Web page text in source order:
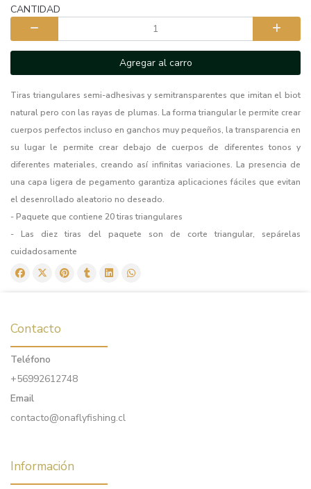
CANTIDAD
Agregar al carro
Tiras triangulares semi-adhesivas y semitransparentes que imitan el biot
natural pero con las rayas de plumas. La forma triangular le permite crear
cuerpos perfectos incluso en ganchos muy pequeños, la transparencia en
su lugar le permite crear debajo de cuerpos de diferentes tonos y
diferentes materiales, creando así infinitas variaciones. La presencia de
una capa ligera de pegamento garantiza aplicaciones fáciles que evitan
el desenrollado aleatorio no deseado.
- Paquete que contiene 20 tiras triangulares
- Las diez tiras del paquete son de corte triangular, sepárelas
cuidadosamente
Contacto
Teléfono
+56992612748
Email
contacto@onaflyfishing.cl
Información